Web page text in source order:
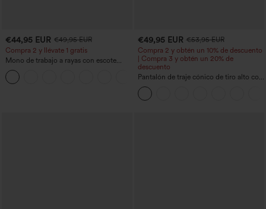
€44,95 EUR €49,95 EUR
Compra 2 y llévate 1 gratis
Mono de trabajo a rayas con escote
barco, sin mangas, lazo lateral, tacto
Cool Touch y bolsillos - Edición Easy
Peezy
+8
€49,95 EUR €53,95 EUR
Compra 2 y obtén un 10% de descuento
| Compra 3 y obtén un 20% de
descuento
Pantalón de traje cónico de tiro alto con
bolsillos